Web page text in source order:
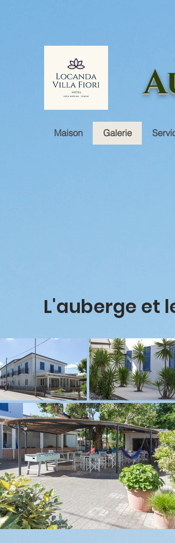
Maison Galerie
L'auberge et